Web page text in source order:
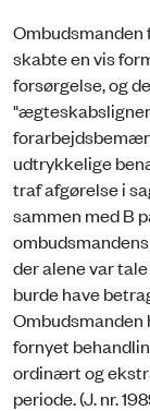
skabte en vis
forsørgelse, og
udtrykkelige
traf afgørelse i
sammen med B
der alene var
burde have
Ombudsmanden
fornyet
ordinært og
periode. (J. nr.